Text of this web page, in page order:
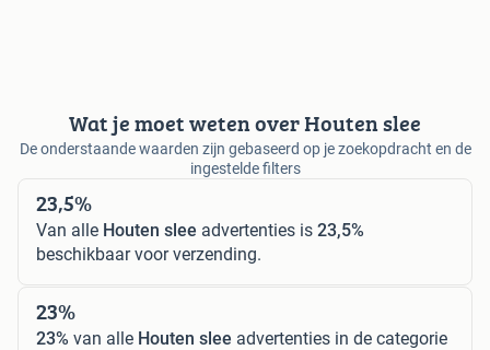
Wat je moet weten over Houten slee
De onderstaande waarden zijn gebaseerd op je zoekopdracht en de
ingestelde filters
23,5%
Van alle Houten slee advertenties is 23,5%
beschikbaar voor verzending.
23%
23% van alle Houten slee advertenties in de categorie